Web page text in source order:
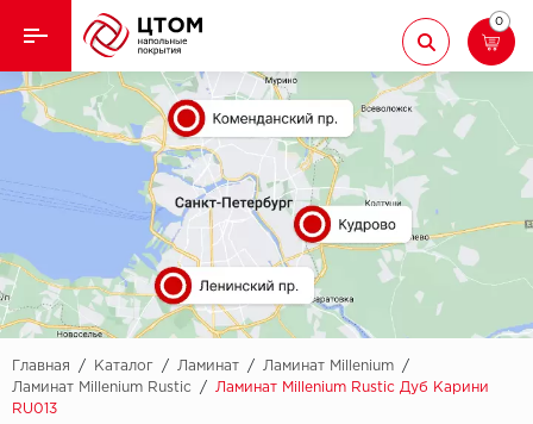
Назад
Кварцвиниловая плитка
Назад
Aberhof
Adelar
Alfa
AllureFloor
Alpine floor
Ламинат
Ковролин
Линолеум
Паркет
Паркетная доска
0
Главная / Каталог / Ламинат / Ламинат Millenium
/
Ламинат Millenium Rustic
/
Ламинат Millenium Rustic Дуб Карини
RU013